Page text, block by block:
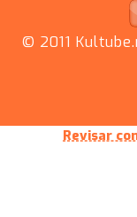
© 2011
Revisar